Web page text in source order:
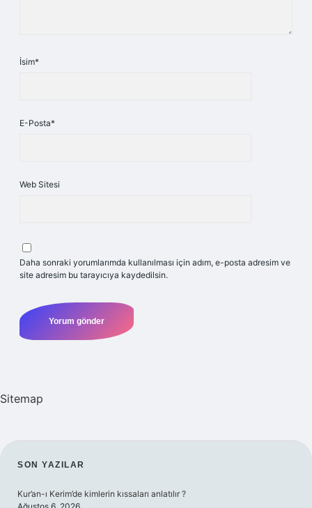
İsim*
E-Posta*
Web Sitesi
Daha sonraki yorumlarımda kullanılması için adım, e-posta adresim ve
site adresim bu tarayıcıya kaydedilsin.
Sitemap
SIDEBAR
SON YAZILAR
Kur’an-ı Kerim’de kimlerin kıssaları anlatılır ?